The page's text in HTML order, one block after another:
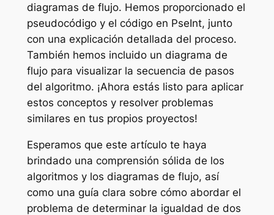
diagramas de flujo. Hemos proporcionado el
pseudocódigo y el código en PseInt, junto
con una explicación detallada del proceso.
También hemos incluido un diagrama de
flujo para visualizar la secuencia de pasos
del algoritmo. ¡Ahora estás listo para aplicar
estos conceptos y resolver problemas
similares en tus propios proyectos!
Esperamos que este artículo te haya
brindado una comprensión sólida de los
algoritmos y los diagramas de flujo, así
como una guía clara sobre cómo abordar el
problema de determinar la igualdad de dos